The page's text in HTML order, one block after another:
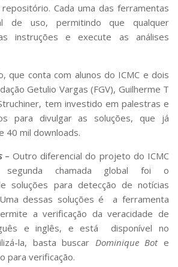
Cada uma das ferramentas
de uso, permitindo que qualquer
instruções e execute as análises
que conta com alunos do ICMC e dois
Getulio Vargas (FGV), Guilherme T
tem investido em palestras e
para divulgar as soluções, que já
40 mil downloads.
–Outro diferencial do projeto do ICMC
segunda chamada global foi o
soluções para detecção de notícias
dessas soluções é a ferramenta
a verificação da veracidade de
e inglês, e está disponível no
la, basta buscar Dominique Bote
para verificação.